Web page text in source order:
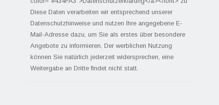
Diese Daten verarbeiten wir entsprechend unserer
Datenschutzhinweise und nutzen Ihre angegebene E-
Mail-Adresse dazu, um Sie als erstes über besondere
Angebote zu informieren. Der werblichen Nutzung
können Sie natürlich jederzeit widersprechen, eine
Weitergabe an Dritte findet nicht statt.